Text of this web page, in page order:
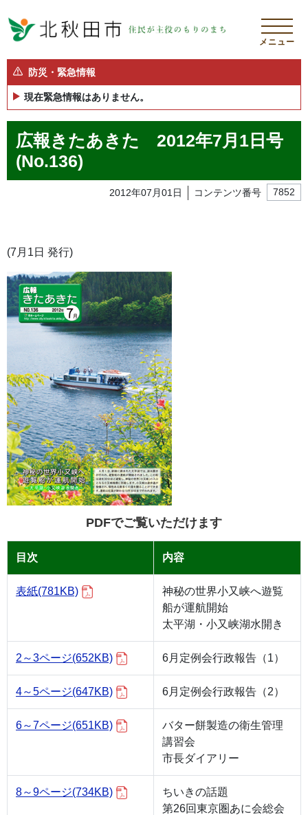
メニュー
防災・緊急情報
現在緊急情報はありません。
広報きたあきた 2012年7月1日号
(No.136)
2012年07月01日 コンテンツ番号 7852
(7月1日 発行)
PDFでご覧いただけます
目次 内容
表紙(781KB)
神秘の世界小又峡へ遊覧
船が運航開始
太平湖・小又峡湖水開き
2～3ページ(652KB) 6月定例会行政報告（1）
4～5ページ(647KB) 6月定例会行政報告（2）
6～7ページ(651KB)
バター餅製造の衛生管理
講習会
市長ダイアリー
8～9ページ(734KB)
ちいきの話題
第26回東京圏あに会総会